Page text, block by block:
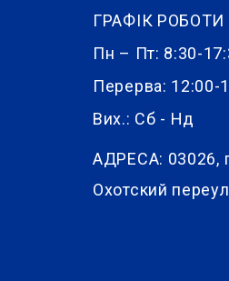
ГРАФІК РОБОТИ
Пн – Пт: 8:30-
Перерва: 12:00-
Вих.: Сб - Нд
АДРЕСА: 03026,
Охотский